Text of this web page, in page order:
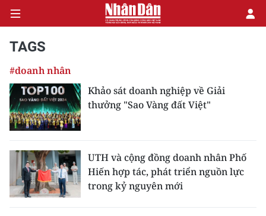
CHÍNH TRỊ
KINH TẾ
XÃ HỘI
PHÁP LUẬT
TAGS
#doanh nhân
Khảo sát doanh nghiệp về Giải
thưởng "Sao Vàng đất Việt"
UTH và cộng đồng doanh nhân Phố
Hiến hợp tác, phát triển nguồn lực
trong kỷ nguyên mới